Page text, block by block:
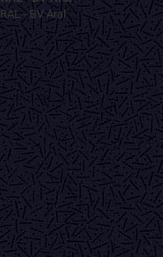
- BV Aral